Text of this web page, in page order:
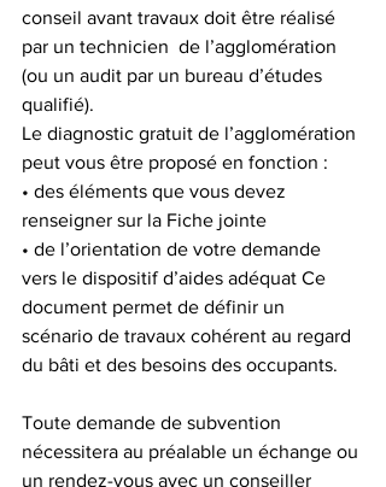
conseil avant travaux doit être réalisé
par un technicien  de l’agglomération
(ou un audit par un bureau d’études
qualifié).
Le diagnostic gratuit de l’agglomération
peut vous être proposé en fonction :
• des éléments que vous devez
renseigner sur la Fiche jointe
• de l’orientation de votre demande
vers le dispositif d’aides adéquat Ce
document permet de définir un
scénario de travaux cohérent au regard
du bâti et des besoins des occupants.
Toute demande de subvention
nécessitera au préalable un échange ou
un rendez-vous avec un conseiller